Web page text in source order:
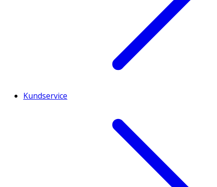
Kundservice